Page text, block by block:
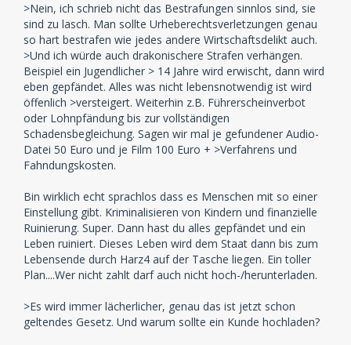
>Nein, ich schrieb nicht das Bestrafungen sinnlos sind, sie
sind zu lasch. Man sollte Urheberechtsverletzungen genau
so hart bestrafen wie jedes andere Wirtschaftsdelikt auch.
>Und ich würde auch drakonischere Strafen verhängen.
Beispiel ein Jugendlicher > 14 Jahre wird erwischt, dann wird
eben gepfändet. Alles was nicht lebensnotwendig ist wird
öffenlich >versteigert. Weiterhin z.B. Führerscheinverbot
oder Lohnpfändung bis zur vollständigen
Schadensbegleichung. Sagen wir mal je gefundener Audio-
Datei 50 Euro und je Film 100 Euro + >Verfahrens und
Fahndungskosten.
Bin wirklich echt sprachlos dass es Menschen mit so einer
Einstellung gibt. Kriminalisieren von Kindern und finanzielle
Ruinierung. Super. Dann hast du alles gepfändet und ein
Leben ruiniert. Dieses Leben wird dem Staat dann bis zum
Lebensende durch Harz4 auf der Tasche liegen. Ein toller
Plan....Wer nicht zahlt darf auch nicht hoch-/herunterladen.
>Es wird immer lächerlicher, genau das ist jetzt schon
geltendes Gesetz. Und warum sollte ein Kunde hochladen?